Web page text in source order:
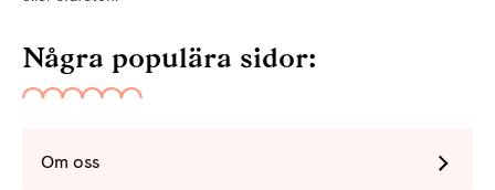
Några populära sidor:
Om oss